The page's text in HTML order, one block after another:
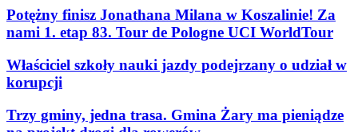
Potężny finisz Jonathana Milana w Koszalinie! Za
nami 1. etap 83. Tour de Pologne UCI WorldTour
Właściciel szkoły nauki jazdy podejrzany o udział w
korupcji
Trzy gminy, jedna trasa. Gmina Żary ma pieniądze